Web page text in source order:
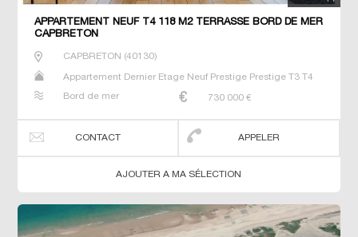
APPARTEMENT NEUF T4 118 M2 TERRASSE BORD DE MER
CAPBRETON
CAPBRETON (40130)
Appartement Dernier Etage Neuf Prestige Prestige T3 T4
Bord de mer 730 000 €
CONTACT APPELER
AJOUTER A MA SÉLECTION